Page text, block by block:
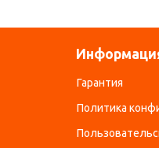
Гарантия
Политика